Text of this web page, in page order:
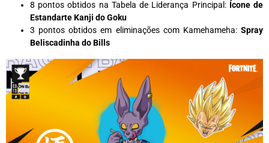
8 pontos obtidos na Tabela de Liderança Principal: Ícone de
Estandarte Kanji do Goku
3 pontos obtidos em eliminações com Kamehameha: Spray
Beliscadinha do Bills